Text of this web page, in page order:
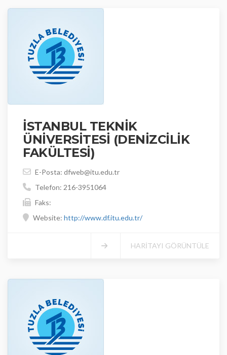
İSTANBUL TEKNİK
ÜNİVERSİTESİ (DENİZCİLİK
FAKÜLTESİ)
E-Posta: dfweb@itu.edu.tr
Telefon: 216-3951064
Faks:
Website: http://www.df.itu.edu.tr/
HARİTAYI GÖRÜNTÜLE